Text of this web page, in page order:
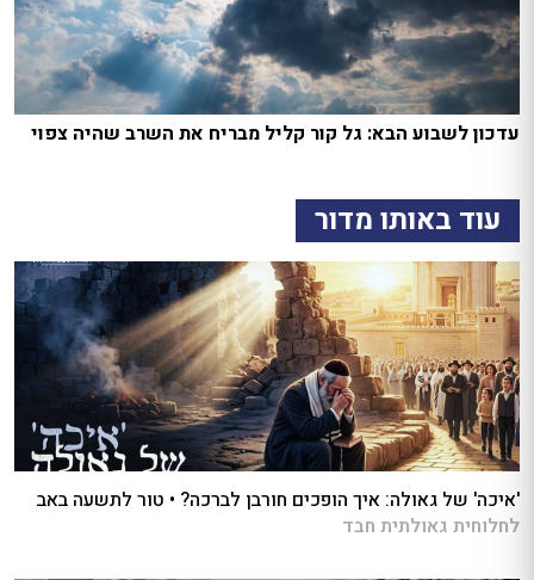
עדכון לשבוע הבא: גל קור קליל מבריח את השרב שהיה צפוי
עוד באותו מדור
'איכה' של גאולה: איך הופכים חורבן לברכה? • טור לתשעה באב
לחלוחית גאולתית חבד